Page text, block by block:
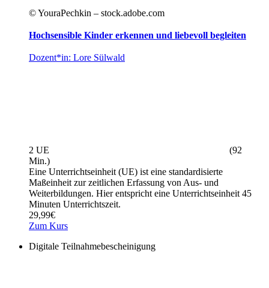
© YouraPechkin – stock.adobe.com
Hochsensible Kinder erkennen und liebevoll begleiten
Dozent*in: Lore Sülwald
2 UE
(92
Min.)
Eine Unterrichtseinheit (UE) ist eine standardisierte
Maßeinheit zur zeitlichen Erfassung von Aus- und
Weiterbildungen. Hier entspricht eine Unterrichtseinheit 45
Minuten Unterrichtszeit.
29,99€
Zum Kurs
Digitale Teilnahmebescheinigung